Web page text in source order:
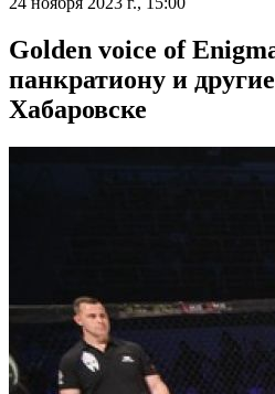
Golden voice of
панкратиону и
Хабаровске